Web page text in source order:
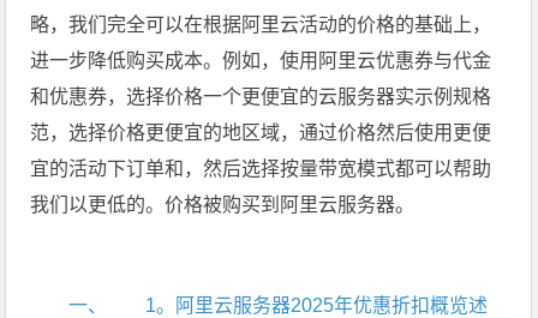
略，我们完全可以在根据阿里云活动的价格的基础上，
进一步降低购买成本。例如，使用阿里云优惠券与代金
和优惠券，选择价格一个更便宜的云服务器实示例规格
范，选择价格更便宜的地区域，通过价格然后使用更便
宜的活动下订单和，然后选择按量带宽模式都可以帮助
我们以更低的。价格被购买到阿里云服务器。
一、 1。阿里云服务器2025年优惠折扣概览述